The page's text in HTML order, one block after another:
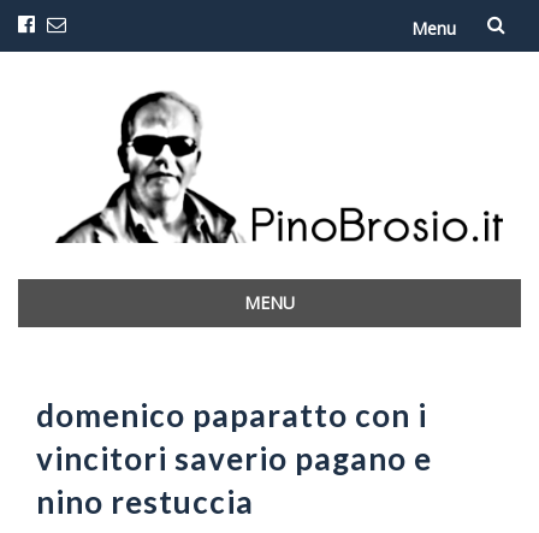
Menu
contenuto
MENU
domenico paparatto con i
vincitori saverio pagano e
nino restuccia